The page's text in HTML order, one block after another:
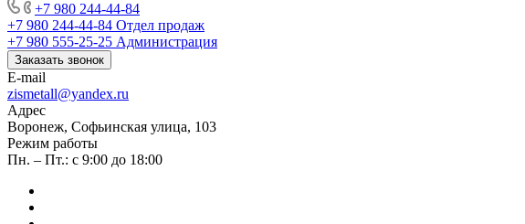
+7 980 244-44-84
+7 980 244-44-84 Отдел продаж
+7 980 555-25-25 Администрация
Заказать звонок
E-mail
zismetall@yandex.ru
Адрес
Воронеж, Софьинская улица, 103
Режим работы
Пн. – Пт.: с 9:00 до 18:00